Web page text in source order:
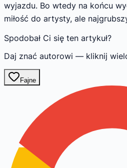
wyjazdu. Bo wtedy na końcu
miłość do artysty, ale
Spodobał Ci się ten artykuł?
Daj znać autorowi — kliknij
Fajne